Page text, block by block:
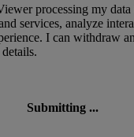
processing my
services, analyze
I can withdraw
Submitting ...